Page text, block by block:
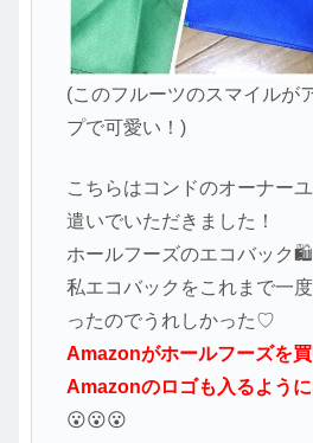
(このフルーツのスマイルが
プで可愛い！)
こちらはコンドのオーナー
遣いでいただきました！
ホールフーズのエコバック🛍
私エコバックをこれまで一
ったのでうれしかった♡
Amazonがホールフーズを
Amazonのロゴも入るよう
😮😮😮